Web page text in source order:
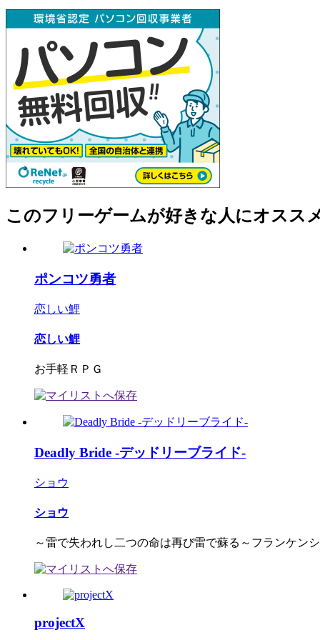
このフリーゲームが好きな人にオスス
ポンコツ勇者
恋しい鯉
恋しい鯉
お手軽ＲＰＧ
Deadly Bride -デッドリーブライド-
ショウ
ショウ
～雷で失われし二つの命は再び雷で蘇る～フランケン
projectX